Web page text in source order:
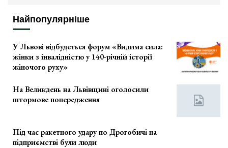
Найпопулярніше
У Львові відбудеться форум «Видима сила:
жінки з інвалідністю у 140-річній історії
жіночого руху»
На Великдень на Львівщині оголосили
штормове попередження
Під час ракетного удару по Дрогобичі на
підприємстві були люди